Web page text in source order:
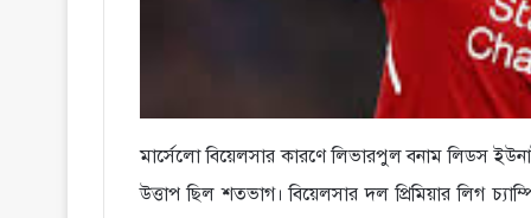
মার্সেলো বিয়েলসার কারণে লিভারপুল বনাম লিডস
উত্তাপ ছিল শতভাগ। বিয়েলসার দল প্রিমিয়ার লিগ